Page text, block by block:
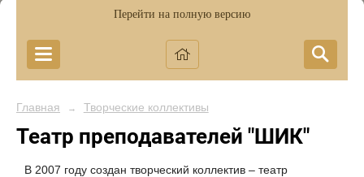
Перейти на полную версию
Главная → Творческие коллективы
Театр преподавателей "ШИК"
В 2007 году создан творческий коллектив – театр